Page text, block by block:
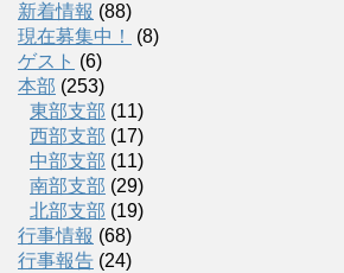
新着情報 (88)
現在募集中！
(8)
ゲスト (6)
本部 (253)
東部支部 (11)
西部支部 (17)
中部支部 (11)
南部支部 (29)
北部支部 (19)
行事情報 (68)
行事報告 (24)